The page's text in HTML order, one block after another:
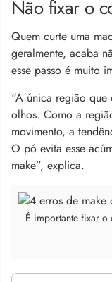
Não fixar o
Quem curte uma
geralmente, acaba
esse passo é muito
“A única região
olhos. Como a
movimento, a
O pó evita esse
make”, explica.
É importante fixar